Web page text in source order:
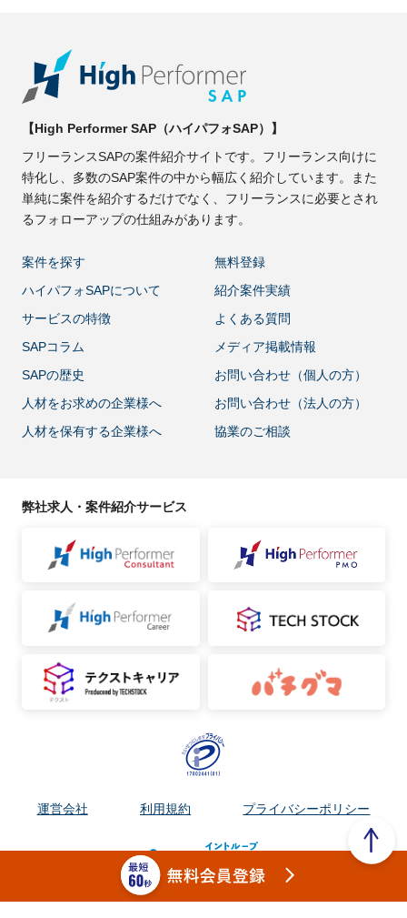
【High Performer SAP（ハイパフォSAP）】
フリーランスSAPの案件紹介サイトです。フリーランス向けに
特化し、多数のSAP案件の中から幅広く紹介しています。また
単純に案件を紹介するだけでなく、フリーランスに必要とされ
るフォローアップの仕組みがあります。
案件を探す
無料登録
ハイパフォSAPについて
紹介案件実績
サービスの特徴
よくある質問
SAPコラム
メディア掲載情報
SAPの歴史
お問い合わせ（個人の方）
人材をお求めの企業様へ
お問い合わせ（法人の方）
人材を保有する企業様へ
協業のご相談
弊社求人・案件紹介サービス
運営会社 利用規約 プライバシーポリシー